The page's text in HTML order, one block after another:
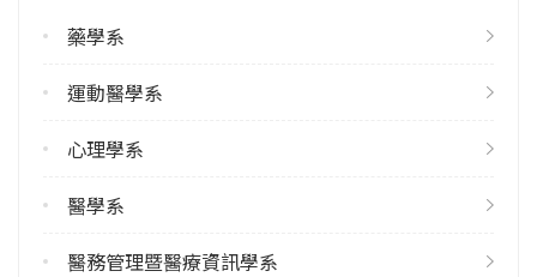
修輔系人數
1
113學年度下學期
(07)3121101 #2691
藥學系
運動醫學系
心理學系
醫學系
醫務管理暨醫療資訊學系